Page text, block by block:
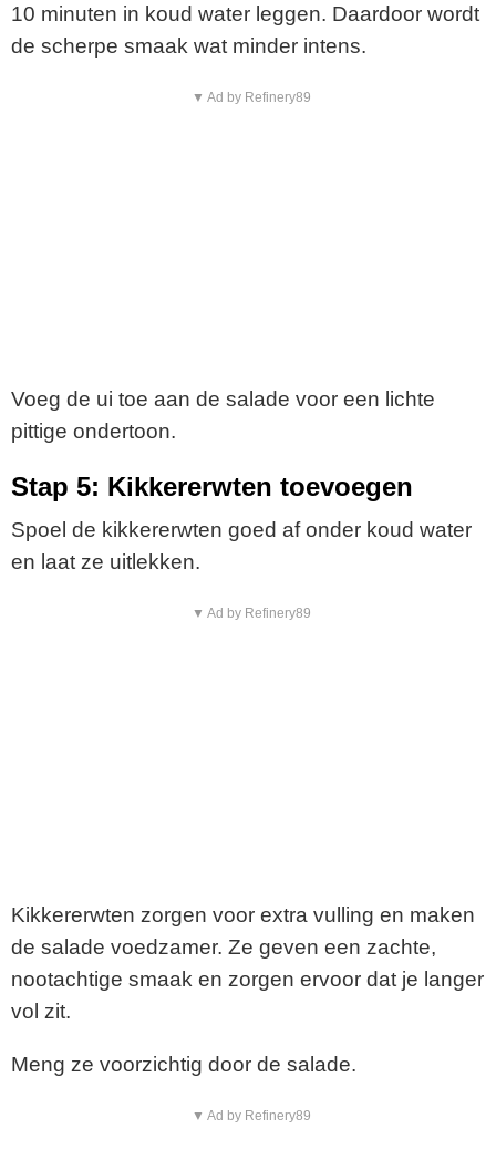
10 minuten in koud water leggen. Daardoor wordt
de scherpe smaak wat minder intens.
▼ Ad by Refinery89
Voeg de ui toe aan de salade voor een lichte
pittige ondertoon.
Stap 5: Kikkererwten toevoegen
Spoel de kikkererwten goed af onder koud water
en laat ze uitlekken.
▼ Ad by Refinery89
Kikkererwten zorgen voor extra vulling en maken
de salade voedzamer. Ze geven een zachte,
nootachtige smaak en zorgen ervoor dat je langer
vol zit.
Meng ze voorzichtig door de salade.
▼ Ad by Refinery89